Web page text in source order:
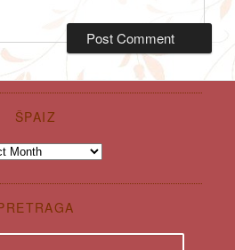
ŠPAIZ